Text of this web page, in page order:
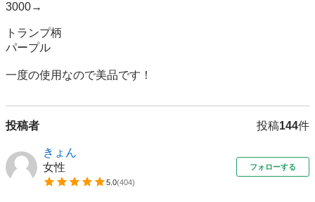
3000→
トランプ柄
パープル
一度の使用なので美品です！
投稿者 投稿144件
きょん
女性
5.0(404)
フォローする